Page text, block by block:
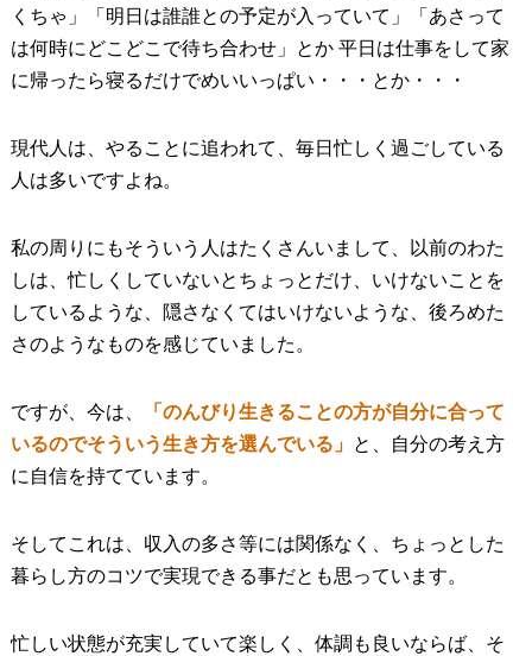
くちゃ」「明日は誰誰との予定が入っていて」「あさって
は何時にどこどこで待ち合わせ」とか 平日は仕事をして家
に帰ったら寝るだけでめいいっぱい・・・とか・・・
現代人は、やることに追われて、毎日忙しく過ごしている
人は多いですよね。
私の周りにもそういう人はたくさんいまして、以前のわた
しは、忙しくしていないとちょっとだけ、いけないことを
しているような、隠さなくてはいけないような、後ろめた
さのようなものを感じていました。
ですが、今は、
「のんびり生きることの方が自分に合って
いるのでそういう生き方を選んでいる」 と、自分の考え方
に自信を持てています。
そしてこれは、収入の多さ等には関係なく、ちょっとした
暮らし方のコツで実現できる事だとも思っています。
忙しい状態が充実していて楽しく、体調も良いならば、そ